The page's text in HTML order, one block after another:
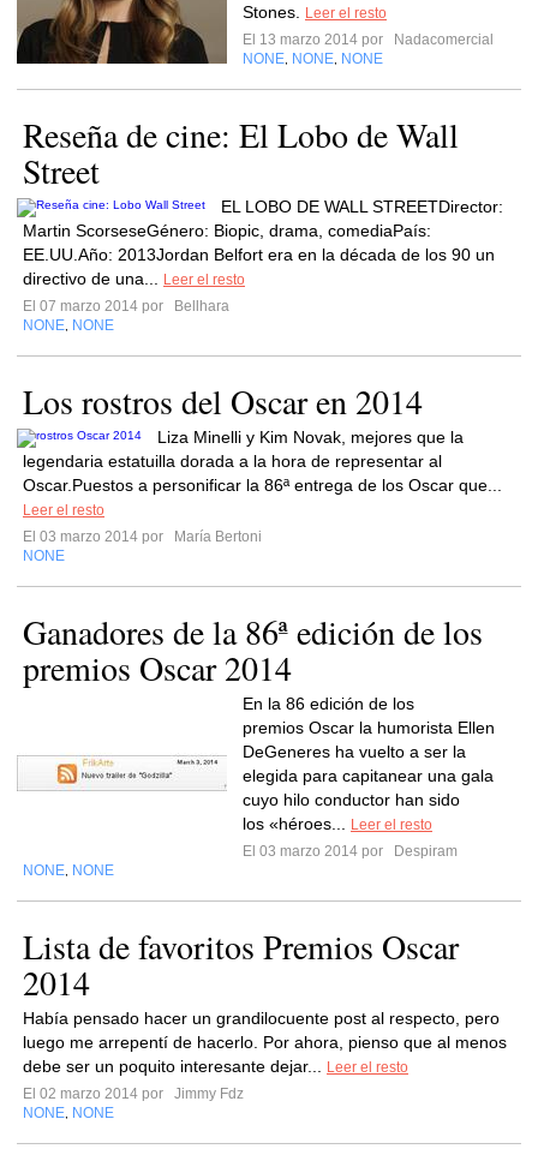
Stones.
Leer el resto
El 13 marzo 2014 por
Nadacomercial
NONE NONE NONE
Reseña de cine: El Lobo de Wall
Street
EL LOBO DE WALL STREETDirector:
Martin ScorseseGénero: Biopic, drama, comediaPaís:
EE.UU.Año: 2013Jordan Belfort era en la década de los 90 un
directivo de una...
Leer el resto
El 07 marzo 2014 por
Bellhara
NONE NONE
Los rostros del Oscar en 2014
Liza Minelli y Kim Novak, mejores que la
legendaria estatuilla dorada a la hora de representar al
Oscar.Puestos a personificar la 86ª entrega de los Oscar que...
Leer el resto
El 03 marzo 2014 por
María Bertoni
NONE
Ganadores de la 86ª edición de los
premios Oscar 2014
En la 86 edición de los
premios Oscar la humorista Ellen
DeGeneres ha vuelto a ser la
elegida para capitanear una gala
cuyo hilo conductor han sido
los «héroes...
Leer el resto
El 03 marzo 2014 por
Despiram
NONE NONE
Lista de favoritos Premios Oscar
2014
Había pensado hacer un grandilocuente post al respecto, pero
luego me arrepentí de hacerlo. Por ahora, pienso que al menos
debe ser un poquito interesante dejar...
Leer el resto
El 02 marzo 2014 por
Jimmy Fdz
NONE NONE